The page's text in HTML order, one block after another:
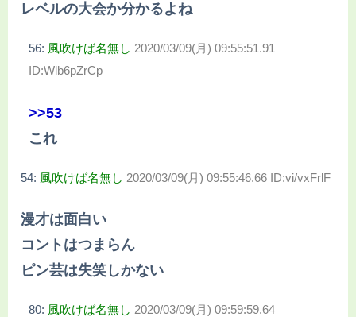
レベルの大会か分かるよね
56: 風吹けば名無し 2020/03/09(月) 09:55:51.91
ID:Wlb6pZrCp
>>53
これ
54: 風吹けば名無し 2020/03/09(月) 09:55:46.66 ID:vi/vxFrlF
漫才は面白い
コントはつまらん
ピン芸は失笑しかない
80: 風吹けば名無し 2020/03/09(月) 09:59:59.64